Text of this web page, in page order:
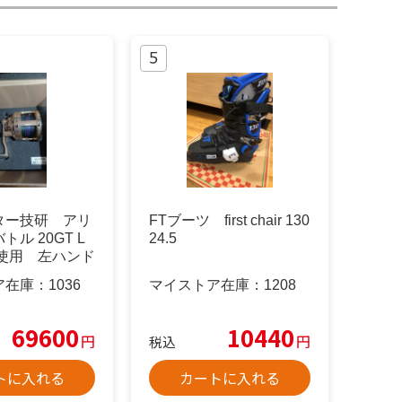
ー技研 アリ
トル 20GT L
用 左ハンド
庫： 1036
69600円
に入れる
FTブーツ first chair 130
24.5
マイストア在庫： 1208
税込 10440円
カートに入れる